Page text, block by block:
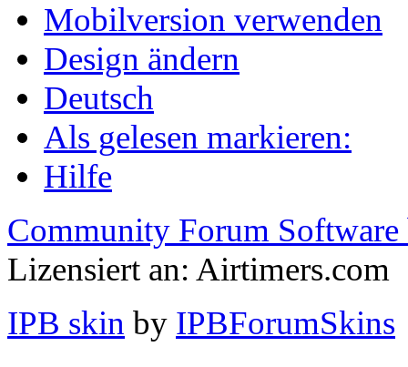
Mobilversion verwenden
Design ändern
Deutsch
Als gelesen markieren:
Hilfe
Community Forum Software
Lizensiert an: Airtimers.com
IPB skin by IPBForumSkins